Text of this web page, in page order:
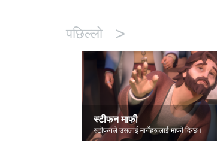
पछिल्लो >
स्टीफन माफी
स्टीफनले उसलाई मार्नेहरूलाई माफी दिन्छ।